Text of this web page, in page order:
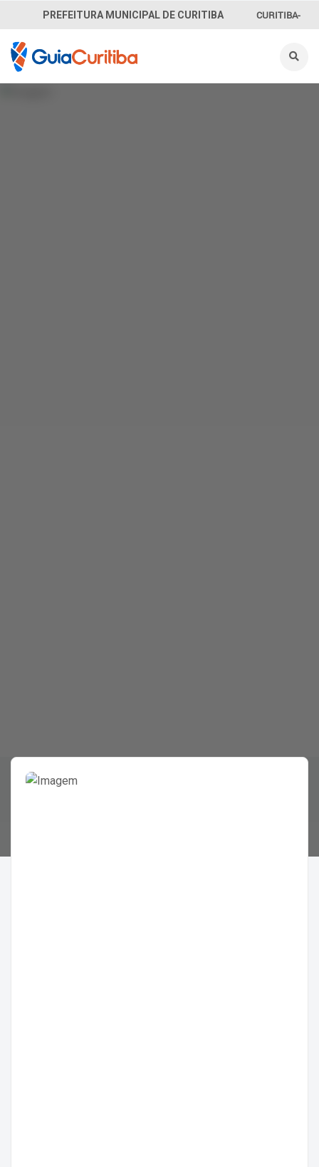
PREFEITURA MUNICIPAL DE CURITIBA CURITIBA-